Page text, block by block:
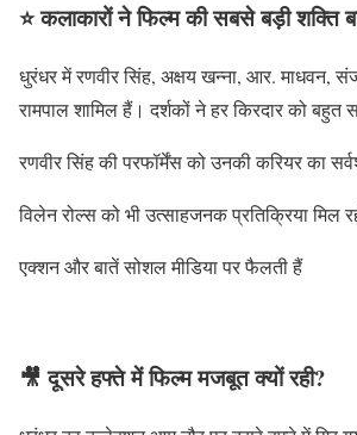
⭐ कलाकारों ने फिल्म की सबसे बड़ी शक्ति
धुरंधर में रणवीर सिंह, अक्षय खन्ना, आर. माधवन,
रामपाल शामिल हैं। दर्शकों ने हर किरदार को बहुत
रणवीर सिंह की परफॉर्मेंस को उनकी करियर का
विलेन रोल्स को भी उत्साहजनक प्रतिक्रिया मिल
एक्शन और बातें सोशल मीडिया पर फैलती हैं
🎥 दूसरे हफ्ते में फिल्म मजबूत क्यों रही?